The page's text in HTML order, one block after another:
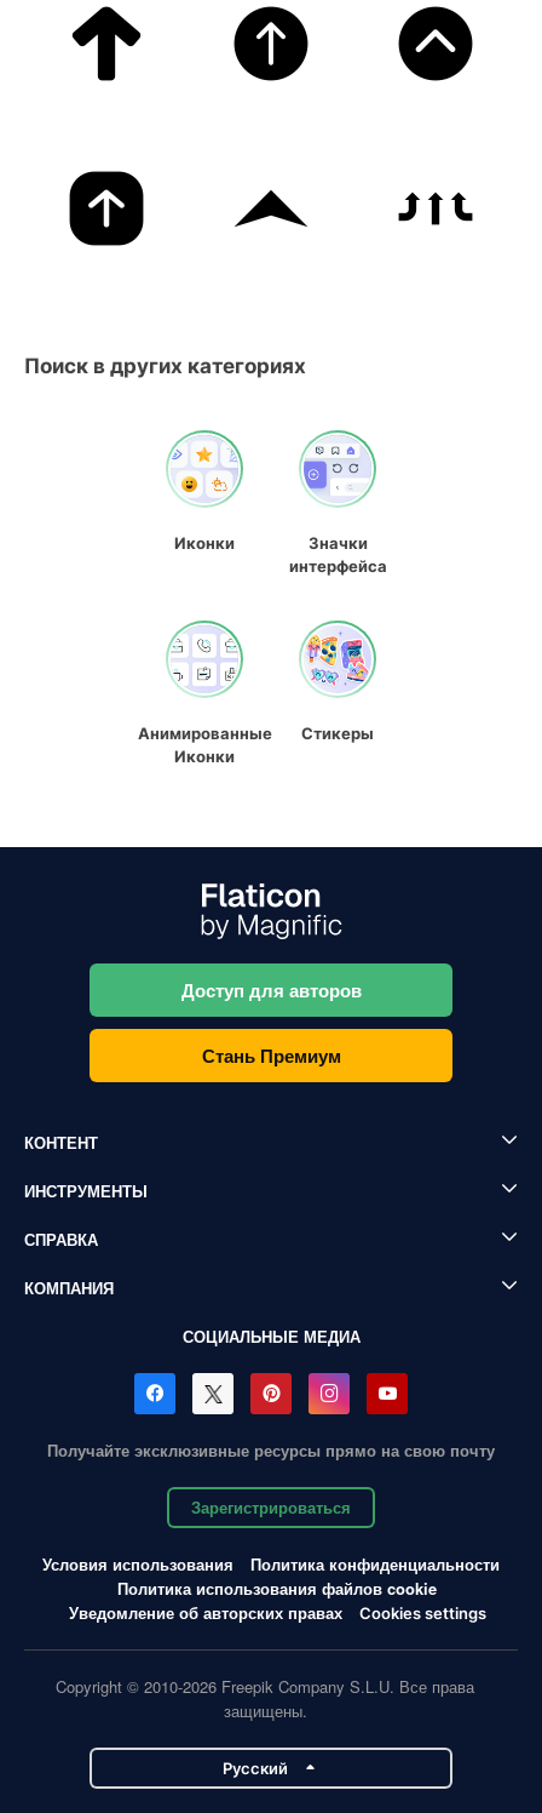
Поиск в других категориях
Иконки
Значки
интерфейса
Анимированные
Иконки
Стикеры
Доступ для авторов
Стань Премиум
КОНТЕНТ
ИНСТРУМЕНТЫ
СПРАВКА
КОМПАНИЯ
СОЦИАЛЬНЫЕ МЕДИА
Получайте эксклюзивные ресурсы прямо на свою почту
Зарегистрироваться
Условия использования
Политика конфиденциальности
Политика использования файлов cookie
Уведомление об авторских правах
Cookies settings
Copyright © 2010-2026 Freepik Company S.L.U. Все права
защищены.
Pусский